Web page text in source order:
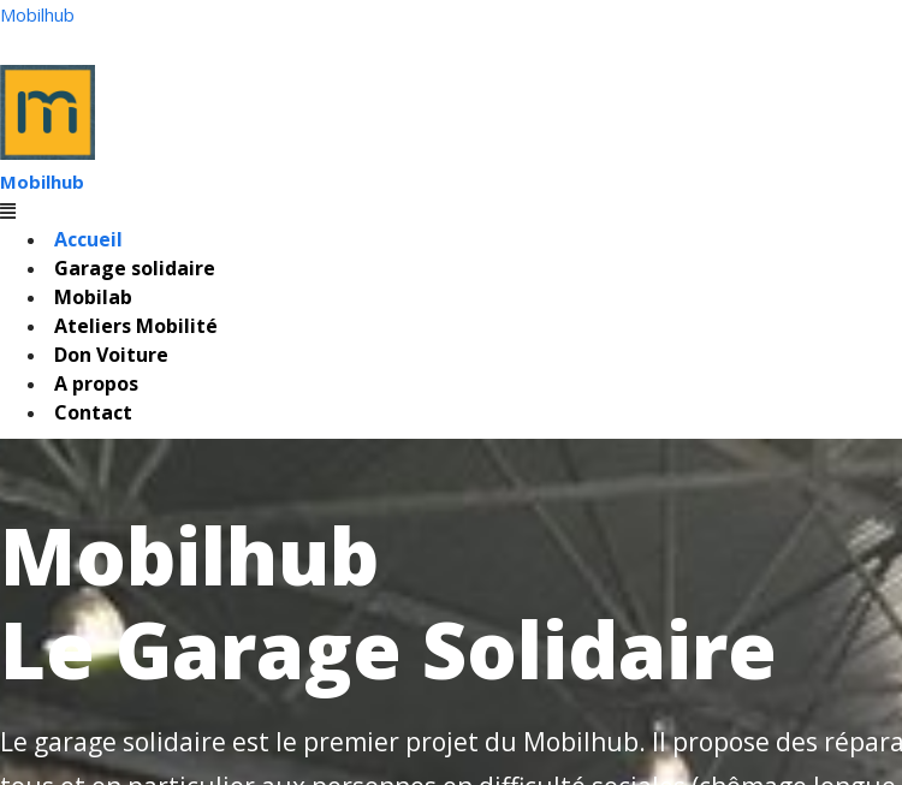
Mobilhub
Mobilhub
Accueil
Garage solidaire
Mobilab
Ateliers Mobilité
Don Voiture
A propos
Contact
Mobilhub
Le Garage Solidaire
Le garage solidaire est le premier projet du Mobilhub. Il propose des